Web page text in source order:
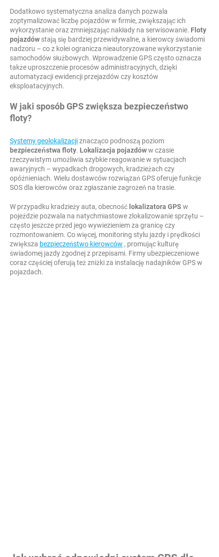
Dodatkowo systematyczna analiza danych pozwala
zoptymalizować liczbę pojazdów w firmie, zwiększając ich
wykorzystanie oraz zmniejszając nakłady na serwisowanie. Floty
pojazdów stają się bardziej przewidywalne, a kierowcy świadomi
nadzoru – co z kolei ogranicza nieautoryzowane wykorzystanie
samochodów służbowych. Wprowadzenie GPS często oznacza
także uproszczenie procesów administracyjnych, dzięki
automatyzacji ewidencji przejazdów czy kosztów
eksploatacyjnych.
W jaki sposób GPS zwiększa bezpieczeństwo
floty?
Systemy geolokalizacjiznacząco podnoszą poziom
bezpieczeństwa floty. Lokalizacja pojazdóww czasie
rzeczywistym umożliwia szybkie reagowanie w sytuacjach
awaryjnych – wypadkach drogowych, kradzieżach czy
opóźnieniach. Wielu dostawców rozwiązań GPS oferuje funkcje
SOS dla kierowców oraz zgłaszanie zagrożeń na trasie.
W przypadku kradzieży auta, obecność lokalizatora GPS w
pojeździe pozwala na natychmiastowe zlokalizowanie sprzętu –
często jeszcze przed jego wywiezieniem za granicę czy
rozmontowaniem. Co więcej, monitoring stylu jazdy i prędkości
zwiększa bezpieczeństwo kierowców , promując kulturę
świadomej jazdy zgodnej z przepisami. Firmy ubezpieczeniowe
coraz częściej oferują też zniżki za instalację nadajników GPS w
pojazdach.